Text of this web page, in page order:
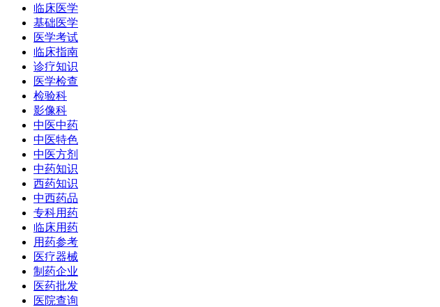
临床医学
基础医学
医学考试
临床指南
诊疗知识
医学检查
检验科
影像科
中医中药
中医特色
中医方剂
中药知识
西药知识
中西药品
专科用药
临床用药
用药参考
医疗器械
制药企业
医药批发
医院查询